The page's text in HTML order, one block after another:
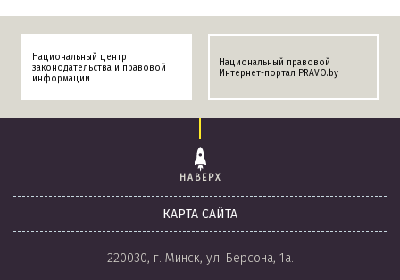
Национальный центр
законодательства и правовой
информации
Национальный правовой
Интернет-портал PRAVO.by
НАВЕРХ
КАРТА САЙТА
220030, г. Минск, ул. Берсона, 1а.